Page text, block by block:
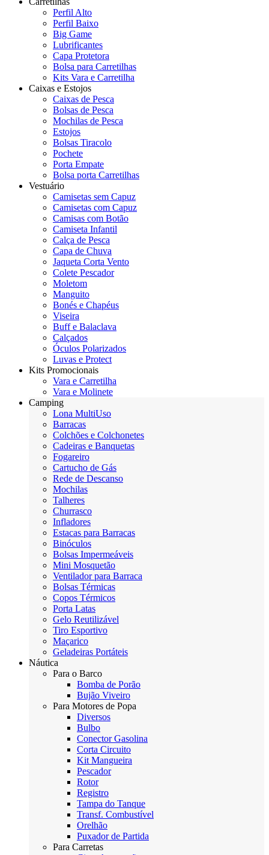
Perfil Alto
Perfil Baixo
Big Game
Lubrificantes
Capa Protetora
Bolsa para Carretilhas
Kits Vara e Carretilha
Caixas e Estojos
Caixas de Pesca
Bolsas de Pesca
Mochilas de Pesca
Estojos
Bolsas Tiracolo
Pochete
Porta Empate
Bolsa porta Carretilhas
Vestuário
Camisetas sem Capuz
Camisetas com Capuz
Camisas com Botão
Camiseta Infantil
Calça de Pesca
Capa de Chuva
Jaqueta Corta Vento
Colete Pescador
Moletom
Manguito
Bonés e Chapéus
Viseira
Buff e Balaclava
Calçados
Óculos Polarizados
Luvas e Protect
Kits Promocionais
Vara e Carretilha
Vara e Molinete
Camping
Lona MultiUso
Barracas
Colchões e Colchonetes
Cadeiras e Banquetas
Fogareiro
Cartucho de Gás
Rede de Descanso
Mochilas
Talheres
Churrasco
Infladores
Estacas para Barracas
Binóculos
Bolsas Impermeáveis
Mini Mosquetão
Ventilador para Barraca
Bolsas Térmicas
Copos Térmicos
Porta Latas
Gelo Reutilizável
Tiro Esportivo
Maçarico
Geladeiras Portáteis
Náutica
Para o Barco
Bomba de Porão
Bujão Viveiro
Para Motores de Popa
Diversos
Bulbo
Conector Gasolina
Corta Circuito
Kit Mangueira
Pescador
Rotor
Registro
Tampa do Tanque
Transf. Combustível
Orelhão
Puxador de Partida
Para Carretas